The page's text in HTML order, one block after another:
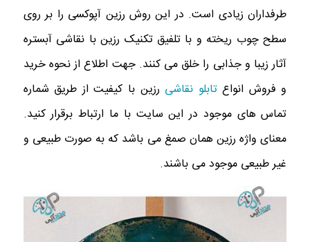
طرفداران زیادی است. در این روش رزین آپوکسی را بر روی
سطح چوب ریخته و با تلفیق تکنیک رزین با نقاشی آبستره
آثار زیبا و جذابی را خلق می کنند. جهت اطلاع از نحوه خرید
و فروش انواعتابلو نقاشی رزین با کیفیت از طریق شماره
تماس های موجود در این سایت با ما ارتباط برقرار کنید.
معنای واژه رزین همان صمغ می باشد که به صورت طبیعی و
غیر طبیعی موجود می باشند.